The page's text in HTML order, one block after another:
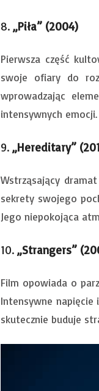
8. „Piła” (2004)
Pierwsza część
swoje ofiary do
wprowadzając
intensywnych emocji.
9. „Hereditary”
Wstrząsający
sekrety swojego
Jego niepokojąca
10. „Strangers”
Film opowiada o
Intensywne napięcie
skutecznie buduje